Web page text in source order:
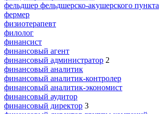
фельдшер фельдшерско-акушерского пункта
фермер
физиотерапевт
филолог
финансист
финансовый агент
финансовый администратор 2
финансовый аналитик
финансовый аналитик-контролер
финансовый аналитик-экономист
финансовый аудитор
финансовый директор 3